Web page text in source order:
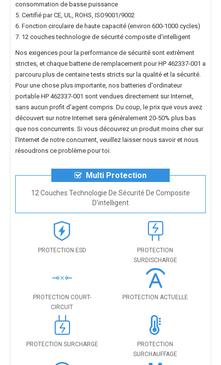
consommation de basse puissance
5. Certifié par CE, UL, ROHS, ISO9001/9002
6. Fonction circulaire de haute capacité (environ 600-1000 cycles)
7. 12 couches technologie de sécurité composite d'intelligent
Nos exigences pour la performance de sécurité sont extrêment
strictes, et chaque batterie de remplacement pour HP 462337-001 a
parcouru plus de centaine tests stricts sur la qualité et la sécurité.
Pour une chose plus importante, nos batteries d'ordinateur
portable HP 462337-001 sont vendues directement sur Internet,
sans aucun profit d'agent compris. Du coup, le prix que vous avez
découvert sur notre Internet sera généralement 20-50% plus bas
que nos concurrents. Si vous découvrez un produit moins cher sur
l'Internet de notre concurrent, veuillez laisser nous savoir et nous
résoudrons ce problème pour toi.
Multi Protection
12 Couches Technologie De Sécurité De Composite
D'intelligent
PROTECTION ESD
PROTECTION
SURDISCHARGE
PROTECTION COURT-
CIRCUIT
PROTECTION ACTUELLE
PROTECTION SURCHARGE
PROTECTION
SURCHAUFFAGE